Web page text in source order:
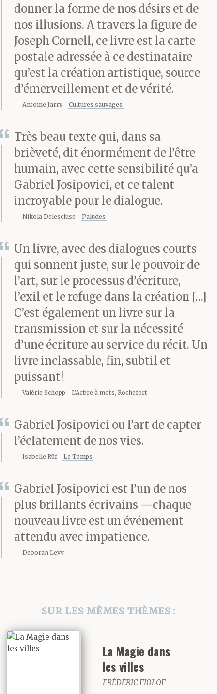
— Je ne sais pas, dit-
elle.
— Tu ne peux pas te
satisfaire de ça ?
— Crois-tu qu’il est
heureux ?
— Ce n’est pas une
poserais, dit-il.
— Mais je la pose. Est-il
heureux ?
— Wittgenstein était
un homme très
tourmenté, dit-il. Le
très anglais Bertrand
Russell n’arrivait pas à
comprendre ce Juif
autrichien rongé par
l’angoisse. Mais au
moment de mourir,
Wittgenstein aurait dit :
« S’il vous plaît, dites-
merveilleuse. »
— Qu’est-ce que c’est
censé vouloir dire ? dit-
donner la forme de nos désirs et de
nos illusions. A travers la figure de
Joseph Cornell, ce livre est la carte
postale adressée à ce destinataire
qu’est la création artistique, source
d’émerveillement et de vérité.
Antoine Jarry Cultures sauvages
Très beau texte qui, dans sa
brièveté, dit énormément de l’être
humain, avec cette sensibilité qu’a
Gabriel Josipovici, et ce talent
incroyable pour le dialogue.
Nikola Delescluse Paludes
Un livre, avec des dialogues courts
qui sonnent juste, sur le pouvoir de
l’art, sur le processus d’écriture,
l’exil et le refuge dans la création […]
C’est également un livre sur la
transmission et sur la nécessité
d’une écriture au service du récit. Un
livre inclassable, fin, subtil et
puissant!
Valérie Schopp L'Arbre à mots, Rochefort
Gabriel Josipovici ou l’art de capter
l’éclatement de nos vies.
Isabelle Rüf Le Temps
Gabriel Josipovici est l’un de nos
plus brillants écrivains —chaque
nouveau livre est un événement
attendu avec impatience.
Deborah Levy
SUR LES MÊMES THÈMES :
La Magie dans
les villes
FRÉDÉRIC FIOLOF